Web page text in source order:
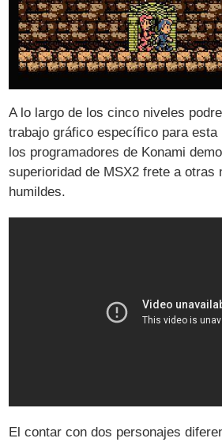
A lo largo de los cinco niveles
trabajo gráfico específico para esta
los programadores de Konami
superioridad de MSX2 frete a otras
humildes.
El contar con dos personajes